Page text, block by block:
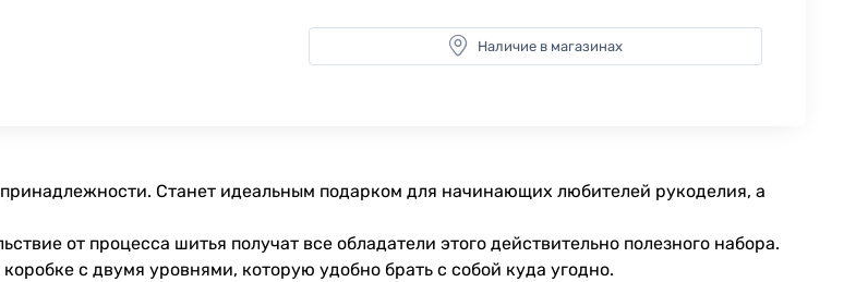
Наличие в магазинах
Станет идеальным подарком для начинающих любителей рукоделия, а
от процесса шитья получат все обладатели этого действительно полезного набора.
с двумя уровнями, которую удобно брать с собой куда угодно.